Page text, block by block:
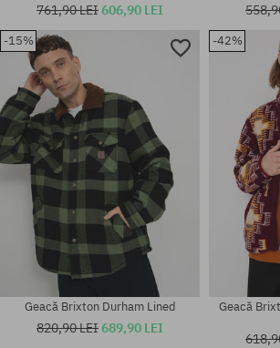
Mărimi existente:
M; L; XL
Mărimi
761,90 LEI606,90 LEI
-15%
Geacă Brixton Durham Lined
820,90 LEI689,90 LEI
-42%
Geacă